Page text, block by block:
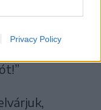
Privacy Policy
– tette fel